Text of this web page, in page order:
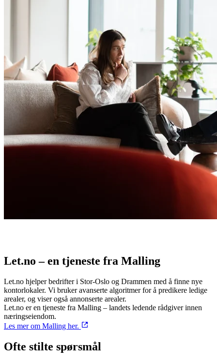
Let.no – en tjeneste fra Malling
Let.no hjelper bedrifter i Stor-Oslo og Drammen med å finne nye
kontorlokaler. Vi bruker avanserte algoritmer for å predikere ledige
arealer, og viser også annonserte arealer.
Let.no er en tjeneste fra Malling – landets ledende rådgiver innen
næringseiendom.
Les mer om Malling her.
Ofte stilte spørsmål